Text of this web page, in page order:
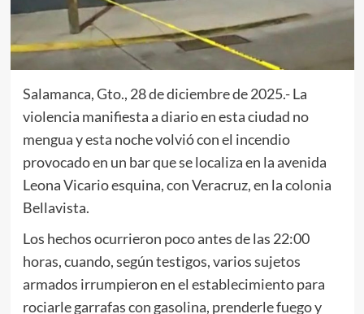
Salamanca, Gto., 28 de diciembre de 2025.- La
violencia manifiesta a diario en esta ciudad no
mengua y esta noche volvió con el incendio
provocado en un bar que se localiza en la avenida
Leona Vicario esquina, con Veracruz, en la colonia
Bellavista.
Los hechos ocurrieron poco antes de las 22:00
horas, cuando, según testigos, varios sujetos
armados irrumpieron en el establecimiento para
rociarle garrafas con gasolina, prenderle fuego y